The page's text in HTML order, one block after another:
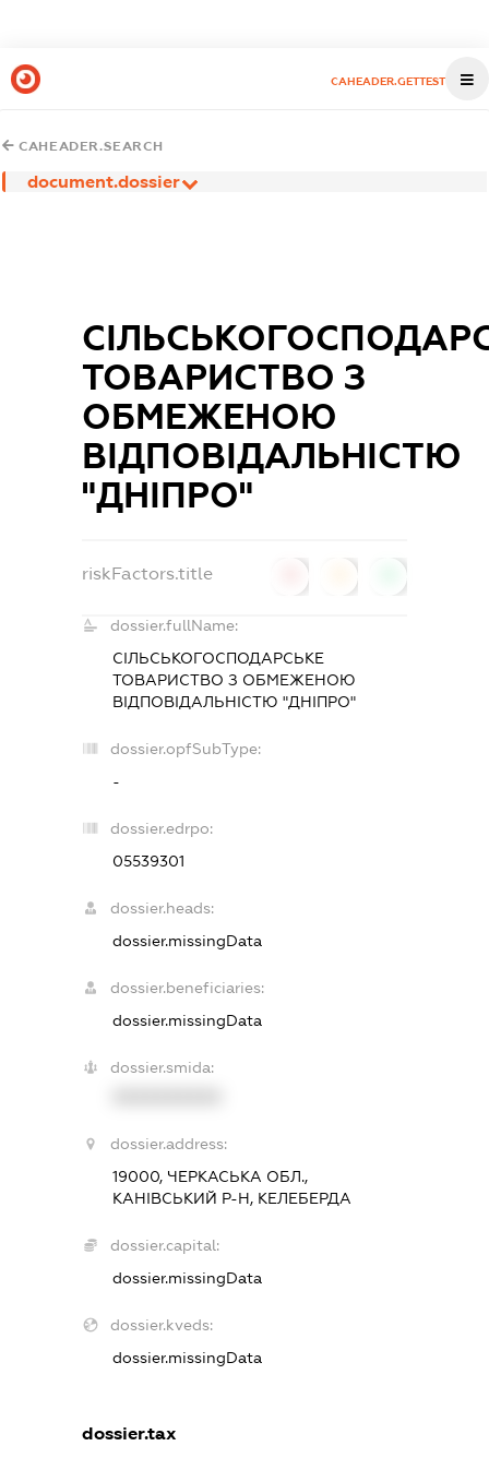
CAHEADER.GETTEST
CAHEADER.SEARCH
document.dossier
ТОВАРИСТВО З
ОБМЕЖЕНОЮ
ВІДПОВІДАЛЬНІСТЮ
"ДНІПРО"
riskFactors.title
dossier.fullName:
СІЛЬСЬКОГОСПОДАРСЬКЕ
ТОВАРИСТВО З ОБМЕЖЕНОЮ
ВІДПОВІДАЛЬНІСТЮ "ДНІПРО"
dossier.opfSubType:
-
dossier.edrpo:
05539301
dossier.heads:
dossier.missingData
dossier.beneficiaries:
dossier.missingData
dossier.smida:
dossier.address:
19000, ЧЕРКАСЬКА ОБЛ.,
КАНІВСЬКИЙ Р-Н, КЕЛЕБЕРДА
dossier.capital:
dossier.missingData
dossier.kveds:
dossier.missingData
dossier.tax